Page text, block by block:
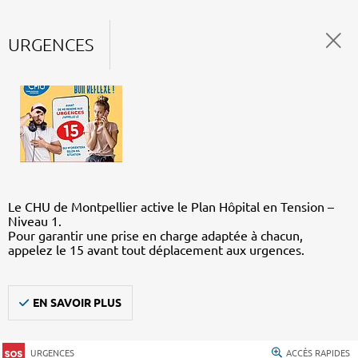
URGENCES
Le CHU de Montpellier active le Plan Hôpital en Tension –
Niveau 1.
Pour garantir une prise en charge adaptée à chacun,
appelez le 15 avant tout déplacement aux urgences.
EN SAVOIR PLUS
URGENCES ACCÈS RAPIDES